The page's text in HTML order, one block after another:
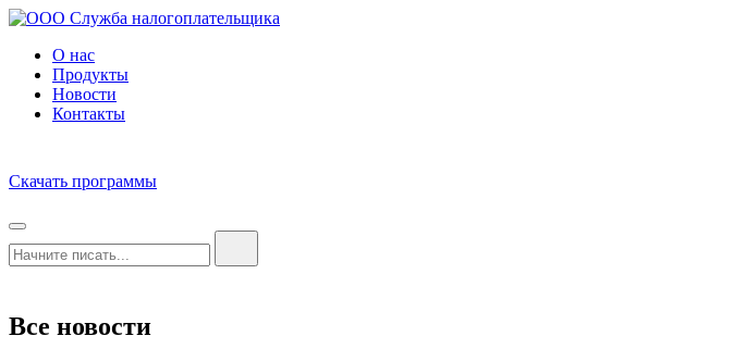
О нас
Продукты
Новости
Контакты
Скачать программы
Все новости